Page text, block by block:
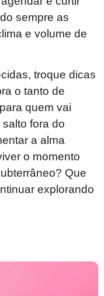
sempre as
e volume de
troque dicas
o tanto de
quem vai
fora do
a alma
o momento
Que
explorando